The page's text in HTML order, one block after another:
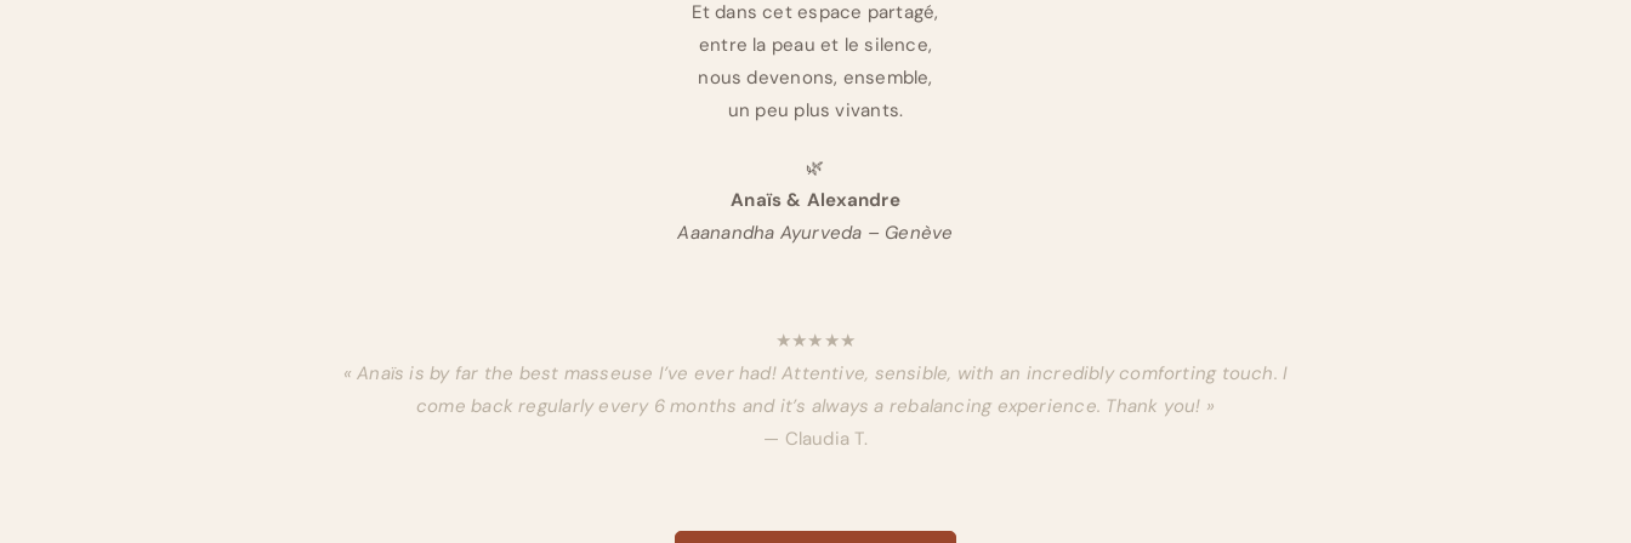
Et dans cet espace partagé,
entre la peau et le silence,
nous devenons, ensemble,
un peu plus vivants.
🌿
Anaïs & Alexandre
Aaanandha Ayurveda – Genève
★★★★★
« Anaïs is by far the best masseuse I’ve ever had! Attentive, sensible, with an incredibly comforting touch. I
come back regularly every 6 months and it’s always a rebalancing experience. Thank you! »
— Claudia T.